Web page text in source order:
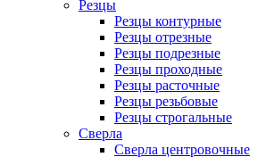
Резцы
Резцы контурные
Резцы отрезные
Резцы подрезные
Резцы проходные
Резцы расточные
Резцы резьбовые
Резцы строгальные
Сверла
Сверла центровочные